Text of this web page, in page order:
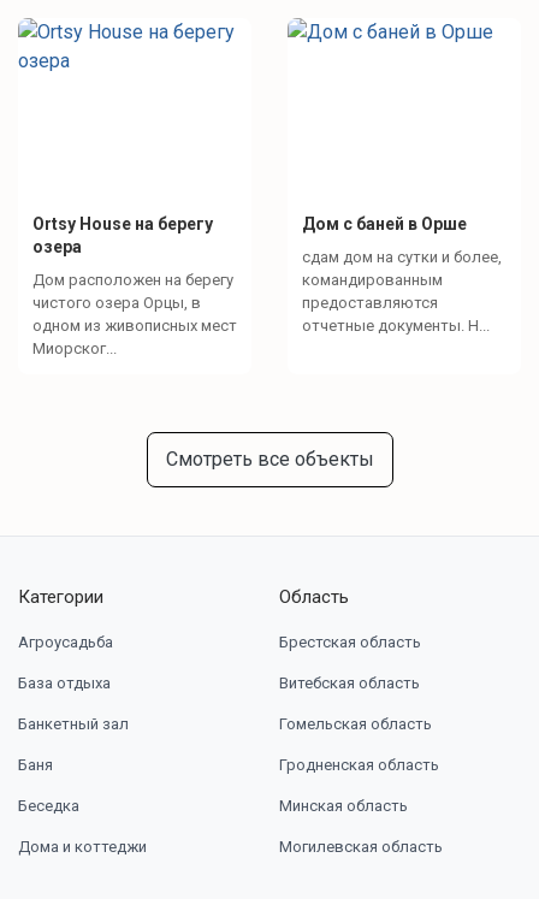
Ortsy House на берегу
озера
Дом расположен на берегу
чистого озера Орцы, в
одном из живописных мест
Миорског...
Дом с баней в Орше
сдам дом на сутки и более,
командированным
предоставляются
отчетные документы. Н...
Смотреть все объекты
Категории
Агроусадьба
База отдыха
Банкетный зал
Баня
Беседка
Дома и коттеджи
Область
Брестская область
Витебская область
Гомельская область
Гродненская область
Минская область
Могилевская область